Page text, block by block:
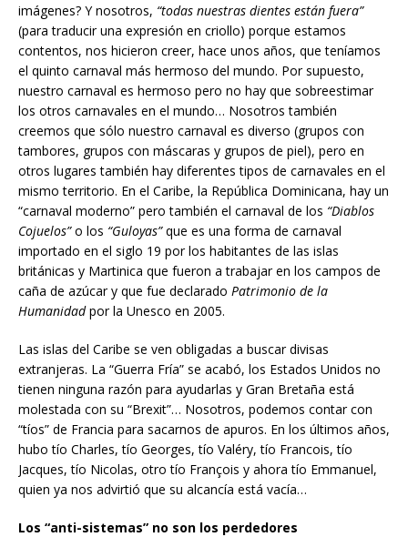
imágenes? Y nosotros, “todas nuestras dientes están fuera”
(para traducir una expresión en criollo) porque estamos
contentos, nos hicieron creer, hace unos años, que teníamos
el quinto carnaval más hermoso del mundo. Por supuesto,
nuestro carnaval es hermoso pero no hay que sobreestimar
los otros carnavales en el mundo… Nosotros también
creemos que sólo nuestro carnaval es diverso (grupos con
tambores, grupos con máscaras y grupos de piel), pero en
otros lugares también hay diferentes tipos de carnavales en el
mismo territorio. En el Caribe, la República Dominicana, hay un
“carnaval moderno” pero también el carnaval de los “Diablos
Cojuelos”o los “Guloyas”que es una forma de carnaval
importado en el siglo 19 por los habitantes de las islas
británicas y Martinica que fueron a trabajar en los campos de
caña de azúcar y que fue declarado Patrimonio de la
Humanidadpor la Unesco en 2005.
Las islas del Caribe se ven obligadas a buscar divisas
extranjeras. La “Guerra Fría” se acabó, los Estados Unidos no
tienen ninguna razón para ayudarlas y Gran Bretaña está
molestada con su “Brexit”… Nosotros, podemos contar con
“tíos” de Francia para sacarnos de apuros. En los últimos años,
hubo tío Charles, tío Georges, tío Valéry, tío Francois, tío
Jacques, tío Nicolas, otro tío François y ahora tío Emmanuel,
quien ya nos advirtió que su alcancía está vacía…
Los “anti-sistemas” no son los perdedores